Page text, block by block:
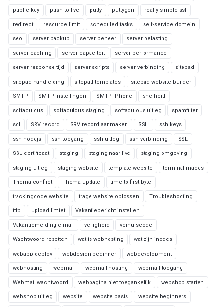
public key push to live putty puttygen really simple ssl
redirect resource limit scheduled tasks self-service domein
seo server backup server beheer server belasting
server caching server capaciteit server performance
server response tijd server scripts server verbinding sitepad
sitepad handleiding sitepad templates sitepad website builder
SMTP SMTP instellingen SMTP iPhone snelheid
softaculous softaculous staging softaculous uitleg spamfilter
sql SRV record SRV record aanmaken SSH ssh keys
ssh nodejs ssh toegang ssh uitleg ssh verbinding SSL
SSL-certificaat staging staging naar live staging omgeving
staging uitleg staging website template website terminal macos
Thema conflict Thema update time to first byte
trackingcode website trage website oplossen Troubleshooting
ttfb upload limiet Vakantiebericht instellen
Vakantiemelding e-mail veiligheid verhuiscode
Wachtwoord resetten wat is webhosting wat zijn inodes
webapp deploy webdesign beginner webdevelopment
webhosting webmail webmail hosting webmail toegang
Webmail wachtwoord webpagina niet toegankelijk webshop starten
webshop uitleg website website basis website beginners